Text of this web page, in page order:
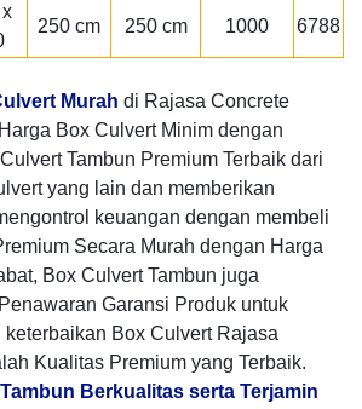
250 cm 250 cm 1000 6788
Murah di Rajasa Concrete
Box Culvert Minim dengan
Tambun Premium Terbaik dari
yang lain dan memberikan
keuangan dengan membeli
Secara Murah dengan Harga
Box Culvert Tambun juga
Garansi Produk untuk
keterbaikan Box Culvert Rajasa
Kualitas Premium yang Terbaik.
Berkualitas serta Terjamin